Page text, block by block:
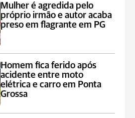
Mulher é agredida pelo
próprio irmão e autor acaba
preso em flagrante em PG
Homem fica ferido após
acidente entre moto
elétrica e carro em Ponta
Grossa